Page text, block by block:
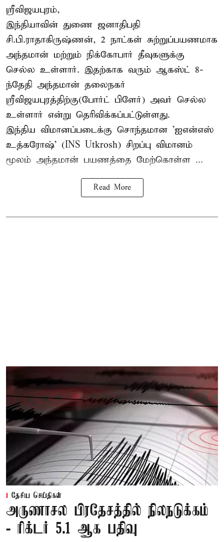
ஸ்ரீவிஜயபுரம்,
இந்தியாவின் துணை ஜனாதிபதி
சி.பி.ராதாகிருஷ்ணன், 2 நாட்கள் சுற்றுப்பயணமாக
அந்தமான் மற்றும் நிக்கோபார் தீவுகளுக்கு
செல்ல உள்ளார். இதற்காக வரும் ஆகஸ்ட் 8-
ந்தேதி அந்தமான் தலைநகர்
ஸ்ரீவிஜயபுரத்திற்கு(போர்ட் பிளேர்) அவர் செல்ல
உள்ளார் என்று தெரிவிக்கப்பட்டுள்ளது.
இந்திய விமானப்படைக்கு சொந்தமான 'ஐஎன்எஸ்
உத்கரோஷ்' (INS Utkrosh) சிறப்பு விமானம்
மூலம் அந்தமான் பயணத்தை மேற்கொள்ள ...
Read More
தேசிய செய்திகள்
அருணாசல பிரதேசத்தில் நிலநடுக்கம்
- ரிக்டர் 5.1 ஆக பதிவு